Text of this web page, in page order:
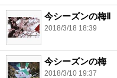
今シーズンの梅Ⅱ
2018/3/18 18:39
今シーズンの梅
2018/3/10 19:37